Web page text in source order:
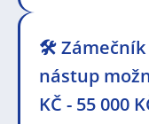
🛠️ Zámečník
nástup
KČ - 55 000